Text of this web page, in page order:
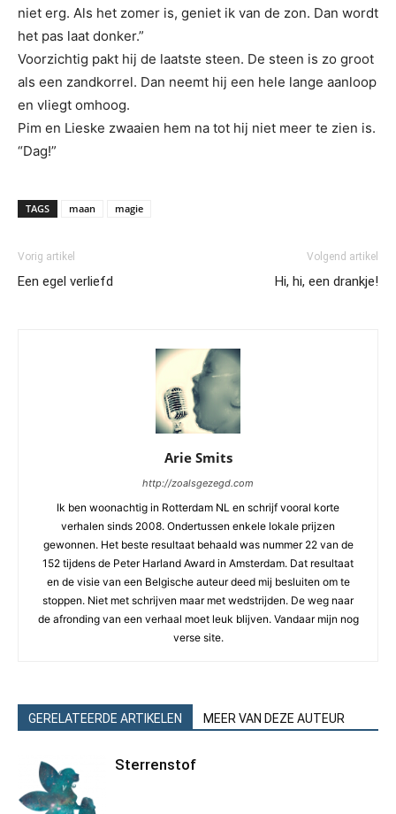
niet erg. Als het zomer is, geniet ik van de zon. Dan wordt
het pas laat donker.”
Voorzichtig pakt hij de laatste steen. De steen is zo groot
als een zandkorrel. Dan neemt hij een hele lange aanloop
en vliegt omhoog.
Pim en Lieske zwaaien hem na tot hij niet meer te zien is.
“Dag!”
TAGS maan magie
Vorig artikel
Een egel verliefd
Volgend artikel
Hi, hi, een drankje!
Arie Smits
http://zoalsgezegd.com
Ik ben woonachtig in Rotterdam NL en schrijf vooral korte
verhalen sinds 2008. Ondertussen enkele lokale prijzen
gewonnen. Het beste resultaat behaald was nummer 22 van de
152 tijdens de Peter Harland Award in Amsterdam. Dat resultaat
en de visie van een Belgische auteur deed mij besluiten om te
stoppen. Niet met schrijven maar met wedstrijden. De weg naar
de afronding van een verhaal moet leuk blijven. Vandaar mijn nog
verse site.
GERELATEERDE ARTIKELEN MEER VAN DEZE AUTEUR
Sterrenstof